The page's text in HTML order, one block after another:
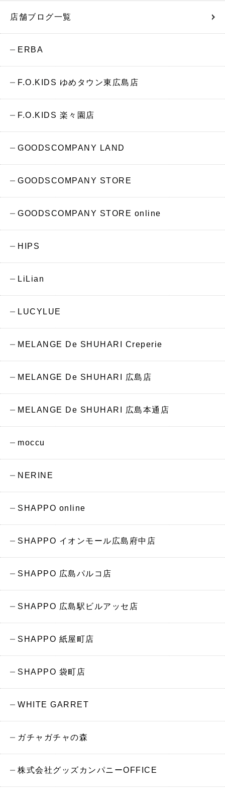
店舗ブログ一覧
ERBA
F.O.KIDS ゆめタウン東広島店
F.O.KIDS 楽々園店
GOODSCOMPANY LAND
GOODSCOMPANY STORE
GOODSCOMPANY STORE online
HIPS
LiLian
LUCYLUE
MELANGE De SHUHARI Creperie
MELANGE De SHUHARI 広島店
MELANGE De SHUHARI 広島本通店
moccu
NERINE
SHAPPO online
SHAPPO イオンモール広島府中店
SHAPPO 広島パルコ店
SHAPPO 広島駅ビルアッセ店
SHAPPO 紙屋町店
SHAPPO 袋町店
WHITE GARRET
ガチャガチャの森
株式会社グッズカンパニーOFFICE